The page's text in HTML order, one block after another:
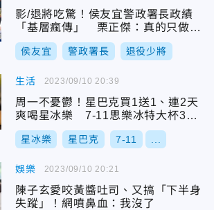
影/退將吃驚！侯友宜警政署長政績
「基層瘋傳」 栗正傑：真的只做事
不講話
侯友宜 警政署長 退役少將
生活
周一不憂鬱！星巴克買1送1、連2天
爽喝星冰樂 7-11思樂冰特大杯39
元
星冰樂 星巴克 7-11
2023/09/10 20:39
娛樂
陳子玄愛咬黃醬吐司、又搞「下半身
失蹤」！網噴鼻血：我沒了
2023/09/10 20:21